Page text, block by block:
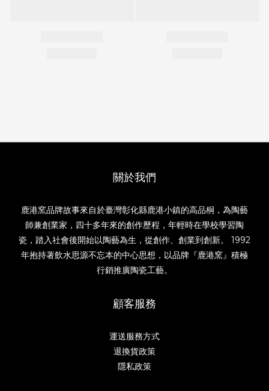
關於我們
鹿港窯品牌故事來自於臺灣彰化縣鹿港小鎮的高品桐，為陶藝
師兼創業家，四十多年來的創作歷程，年輕時在學校學習陶
瓷，踏入社會後開始以陶藝為生，從創作、創業到創新。 1992
年抱持著飲水思源不忘本的中心思想，以品牌『鹿港窯』積極
行銷推廣陶瓷工藝。
顧客服務
運送服務方式
退換貨政策
隱私政策